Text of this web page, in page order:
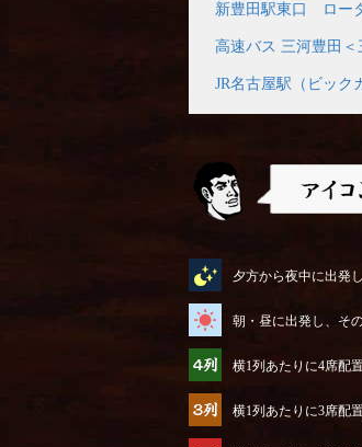
新豊田駅東口 ロー
高速バス 三河豊田＜
JR名古屋駅（ビック
夕方から夜中に出発
朝・昼に出発し、そ
横1列あたりに4席配
横1列あたりに3席配